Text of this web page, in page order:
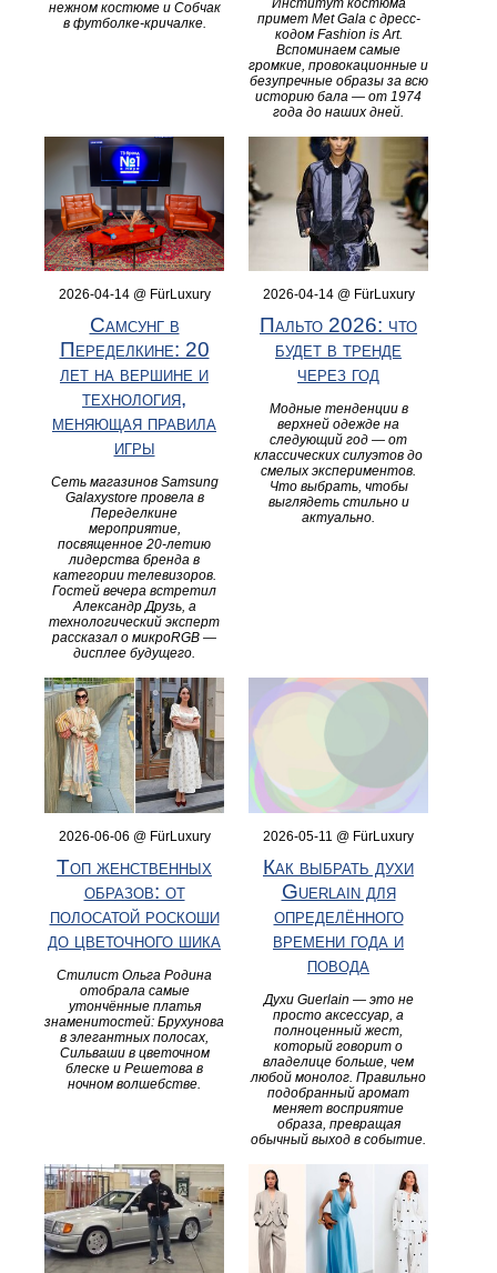
нежном костюме и Собчак
в футболке‑кричалке.
примет Met Gala с дресс-
кодом Fashion is Art.
Вспоминаем самые
громкие, провокационные и
безупречные образы за всю
историю бала — от 1974
года до наших дней.
2026-04-14 @ FürLuxury
Самсунг в
Переделкине: 20
лет на вершине и
технология,
меняющая правила
игры
Сеть магазинов Samsung
Galaxystore провела в
Переделкине
мероприятие,
посвященное 20-летию
лидерства бренда в
категории телевизоров.
Гостей вечера встретил
Александр Друзь, а
технологический эксперт
рассказал о микроRGB —
дисплее будущего.
2026-04-14 @ FürLuxury
Пальто 2026: что
будет в тренде
через год
Модные тенденции в
верхней одежде на
следующий год — от
классических силуэтов до
смелых экспериментов.
Что выбрать, чтобы
выглядеть стильно и
актуально.
2026-06-06 @ FürLuxury
Топ женственных
образов: от
полосатой роскоши
до цветочного шика
Стилист Ольга Родина
отобрала самые
утончённые платья
знаменитостей: Брухунова
в элегантных полосах,
Сильваши в цветочном
блеске и Решетова в
ночном волшебстве.
2026-05-11 @ FürLuxury
Как выбрать духи
Guerlain для
определённого
времени года и
повода
Духи Guerlain — это не
просто аксессуар, а
полноценный жест,
который говорит о
владелице больше, чем
любой монолог. Правильно
подобранный аромат
меняет восприятие
образа, превращая
обычный выход в событие.